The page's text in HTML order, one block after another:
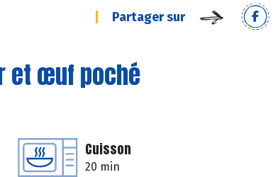
Partager sur
et œuf poché
Cuisson
20 min